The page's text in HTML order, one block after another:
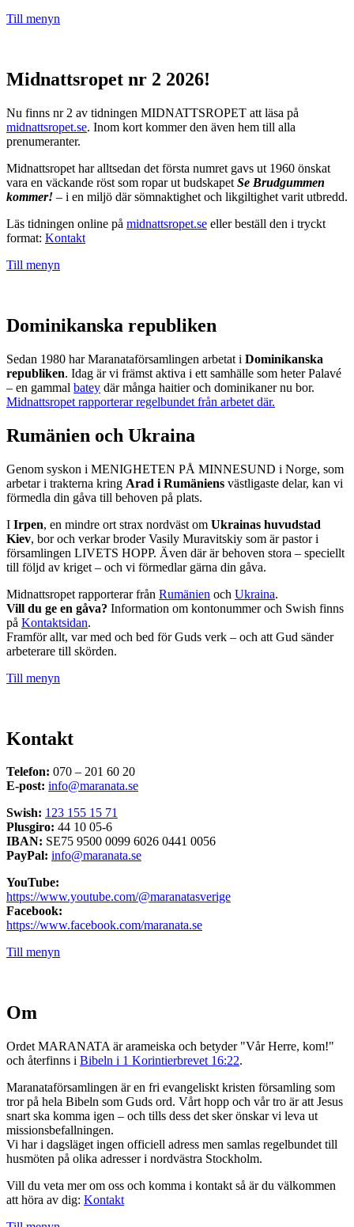
Till menyn
Midnattsropet nr 2 2026!
Nu finns nr 2 av tidningen MIDNATTSROPET att läsa på
midnattsropet.se. Inom kort kommer den även hem till alla
prenumeranter.
Midnattsropet har alltsedan det första numret gavs ut 1960 önskat
vara en väckande röst som ropar ut budskapet Se Brudgummen
kommer! – i en miljö där sömnaktighet och likgiltighet varit utbredd.
Läs tidningen online på midnattsropet.se eller beställ den i tryckt
format: Kontakt
Till menyn
Dominikanska republiken
Sedan 1980 har Maranataförsamlingen arbetat i Dominikanska
republiken. Idag är vi främst aktiva i ett samhälle som heter Palavé
– en gammal batey där många haitier och dominikaner nu bor.
Midnattsropet rapporterar regelbundet från arbetet där.
Rumänien och Ukraina
Genom syskon i MENIGHETEN PÅ MINNESUND i Norge, som
arbetar i trakterna kring Arad i Rumäniens västligaste delar, kan vi
förmedla din gåva till behoven på plats.
I Irpen, en mindre ort strax nordväst om Ukrainas huvudstad
Kiev, bor och verkar broder Vasily Muravitskiy som är pastor i
församlingen LIVETS HOPP. Även där är behoven stora – speciellt
till följd av kriget – och vi förmedlar gärna din gåva.
Midnattsropet rapporterar från Rumänien och Ukraina.
Vill du ge en gåva? Information om kontonummer och Swish finns
på Kontaktsidan.
Framför allt, var med och bed för Guds verk – och att Gud sänder
arbeterare till skörden.
Till menyn
Kontakt
Telefon: 070 – 201 60 20
E-post: info@maranata.se
Swish: 123 155 15 71
Plusgiro: 44 10 05-6
IBAN: SE75 9500 0099 6026 0441 0056
PayPal: info@maranata.se
YouTube:
https://www.youtube.com/@maranatasverige
Facebook:
https://www.facebook.com/maranata.se
Till menyn
Om
Ordet MARANATA är arameiska och betyder "Vår Herre, kom!"
och återfinns i Bibeln i 1 Korintierbrevet 16:22.
Maranataförsamlingen är en fri evangeliskt kristen församling som
tror på hela Bibeln som Guds ord. Vårt hopp och vår tro är att Jesus
snart ska komma igen – och tills dess det sker önskar vi leva ut
missionsbefallningen.
Vi har i dagsläget ingen officiell adress men samlas regelbundet till
husmöten på olika adresser i nordvästra Stockholm.
Vill du veta mer om oss och komma i kontakt så är du välkommen
att höra av dig: Kontakt